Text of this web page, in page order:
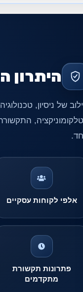
היתרון
של ניסיון,
אלפי לקוחות עסקיים
פתרונות תקשורת
מתקדמים